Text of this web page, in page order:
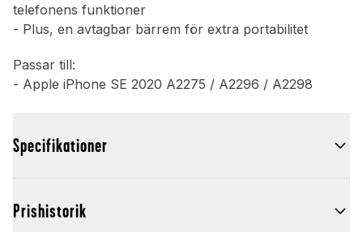
telefonens funktioner
- Plus, en avtagbar bärrem för extra portabilitet
Passar till:
- Apple iPhone SE 2020 A2275 / A2296 / A2298
Specifikationer
Prishistorik